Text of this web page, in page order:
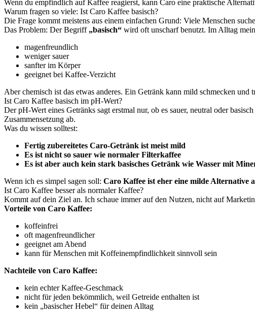
Wenn du empfindlich auf Kaffee reagierst, kann Caro eine praktische
Warum fragen so viele: Ist Caro Kaffee basisch?
Die Frage kommt meistens aus einem einfachen Grund: Viele Menschen
Das Problem: Der Begriff „basisch“ wird oft unscharf benutzt. Im Alltag
magenfreundlich
weniger sauer
sanfter im Körper
geeignet bei Kaffee-Verzicht
Aber chemisch ist das etwas anderes. Ein Getränk kann mild schmecken
Ist Caro Kaffee basisch im pH-Wert?
Der pH-Wert eines Getränks sagt erstmal nur, ob es sauer, neutral oder
Zusammensetzung ab.
Was du wissen solltest:
Fertig zubereitetes Caro-Getränk ist meist mild
Es ist nicht so sauer wie normaler Filterkaffee
Es ist aber auch kein stark basisches Getränk wie Wasser mit
Wenn ich es simpel sagen soll: Caro Kaffee ist eher eine milde Alternative
Ist Caro Kaffee besser als normaler Kaffee?
Kommt auf dein Ziel an. Ich schaue immer auf den Nutzen, nicht auf
Vorteile von Caro Kaffee:
koffeinfrei
oft magenfreundlicher
geeignet am Abend
kann für Menschen mit Koffeinempfindlichkeit sinnvoll sein
Nachteile von Caro Kaffee:
kein echter Kaffee-Geschmack
nicht für jeden bekömmlich, weil Getreide enthalten ist
kein „basischer Hebel“ für deinen Alltag